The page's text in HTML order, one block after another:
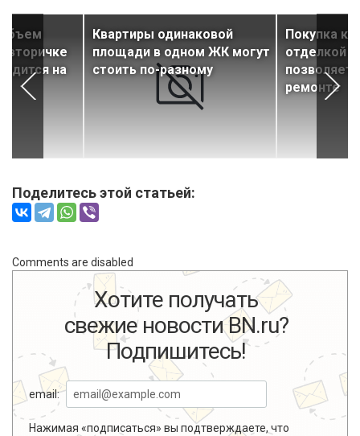
вторичке
на
Квартиры одинаковой
площади в одном ЖК могут
стоить по-разному
Покупка
отделкой
позволяет
ремонте
Поделитесь этой статьей:
Comments are disabled
Хотите получать
свежие новости BN.ru?
Подпишитесь!
email:
Нажимая «подписаться» вы подтверждаете, что